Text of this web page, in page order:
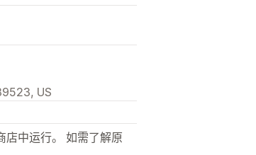
US
店中运行。 如需了解原